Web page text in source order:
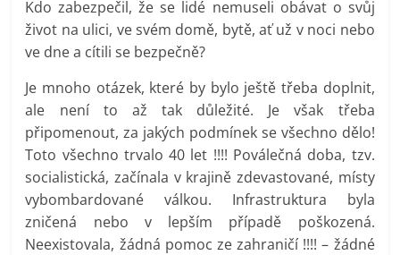
Kdo zabezpečil, že se lidé nemuseli obávat o svůj
život na ulici, ve svém domě, bytě, ať už v noci nebo
ve dne a cítili se bezpečně?
Je mnoho otázek, které by bylo ještě třeba doplnit,
ale není to až tak důležité. Je však třeba
připomenout, za jakých podmínek se všechno dělo!
Toto všechno trvalo 40 let !!!! Poválečná doba, tzv.
socialistická, začínala v krajině zdevastované, místy
vybombardované válkou. Infrastruktura byla
zničená nebo v lepším případě poškozená.
Neexistovala, žádná pomoc ze zahraničí !!!! – žádné